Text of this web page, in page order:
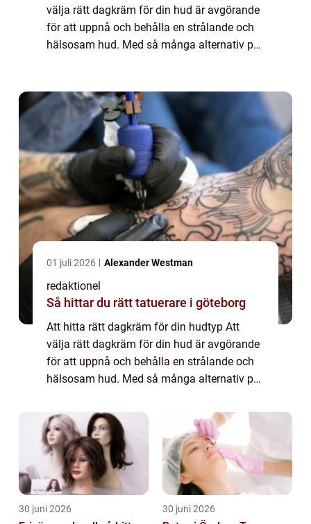
välja rätt dagkräm för din hud är avgörande
för att uppnå och behålla en strålande och
hälsosam hud. Med så många alternativ på
denna artik...
01 juli 2026 Alexander Westman
redaktionel
Så hittar du rätt tatuerare i göteborg
Att hitta rätt dagkräm för din hudtyp Att
välja rätt dagkräm för din hud är avgörande
för att uppnå och behålla en strålande och
hälsosam hud. Med så många alternativ på
överväldigande att välja rätt produkt. I
denna artik...
30 juni 2026 30 juni 2026